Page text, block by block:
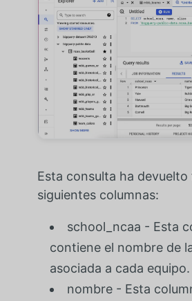
Esta consulta ha devuelto
siguientes columnas:
school_ncaa - Esta
contiene el nombre de
asociada a cada equipo.
nombre - Esta